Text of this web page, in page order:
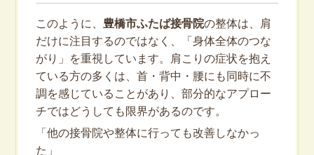
このように、 豊橋市ふたば接骨院の整体は、肩
だけに注目するのではなく、「身体全体のつな
がり」を重視しています。肩こりの症状を抱え
ている方の多くは、首・背中・腰にも同時に不
調を感じていることがあり、部分的なアプロー
チではどうしても限界があるのです。
「他の接骨院や整体に行っても改善しなかっ
た」